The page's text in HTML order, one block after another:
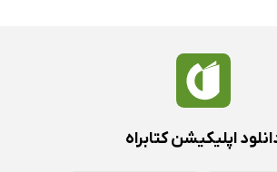
اپلیکیشن کتابراه